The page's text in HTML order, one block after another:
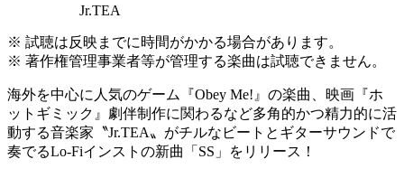
Jr.TEA
※ 試聴は反映までに時間がかかる場合があります。
※ 著作権管理事業者等が管理する楽曲は試聴できません。
海外を中心に人気のゲーム『Obey Me!』の楽曲、映画『ホ
ットギミック』劇伴制作に関わるなど多角的かつ精力的に活
動する音楽家〝Jr.TEA〟がチルなビートとギターサウンドで
奏でるLo-Fiインストの新曲「SS」をリリース！